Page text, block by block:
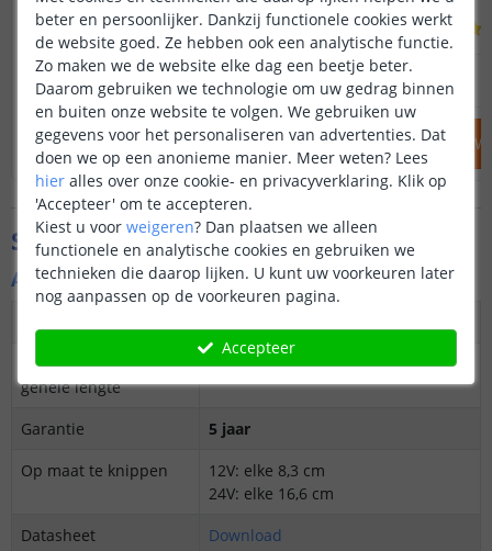
(8 reviews)
OP VOORRAAD 14,95
IN WINKELWAGEN
OP VOORRAAD
IN
Specificaties
Algemene kenmerken
3M plakstrip over de
gehele lengte
Ja
Garantie
5 jaar
Op maat te knippen
12V: elke 8,3 cm
24V: elke 16,6 cm
Datasheet
Download
beter en persoonlijker. Dankzij functionele cookies werkt
de website goed. Ze hebben ook een analytische functie.
Zo maken we de website elke dag een beetje beter.
Daarom gebruiken we technologie om uw gedrag binnen
en buiten onze website te volgen. We gebruiken uw
gegevens voor het personaliseren van advertenties. Dat
doen we op een anonieme manier. Meer weten? Lees
hier alles over onze cookie- en privacyverklaring. Klik op
'Accepteer' om te accepteren.
Kiest u voor weigeren? Dan plaatsen we alleen
functionele en analytische cookies en gebruiken we
technieken die daarop lijken. U kunt uw voorkeuren later
nog aanpassen op de voorkeuren pagina.
Accepteer